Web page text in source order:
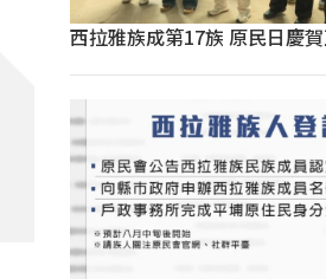
西拉雅族成第17族 原民日慶